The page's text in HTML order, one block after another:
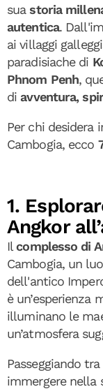
suastoria
autentica.
ai villaggi
paradisiache di
Phnom Penh,
di avventura,
Per chi desidera
Cambogia, ecco
1.
Angkor
Ilcomplesso di
Cambogia, un
dell'antico
è un’esperienza
illuminano le
un’atmosfera
Passeggiando
immergere